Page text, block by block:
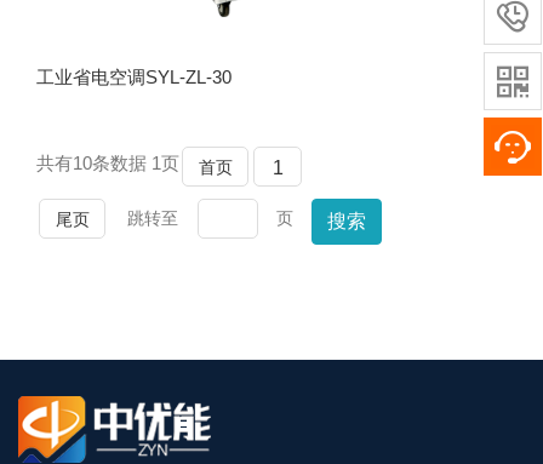
工业省电空调SYL-ZL-30
共有10条数据 1页 首页 1
尾页 跳转至 页 搜索

